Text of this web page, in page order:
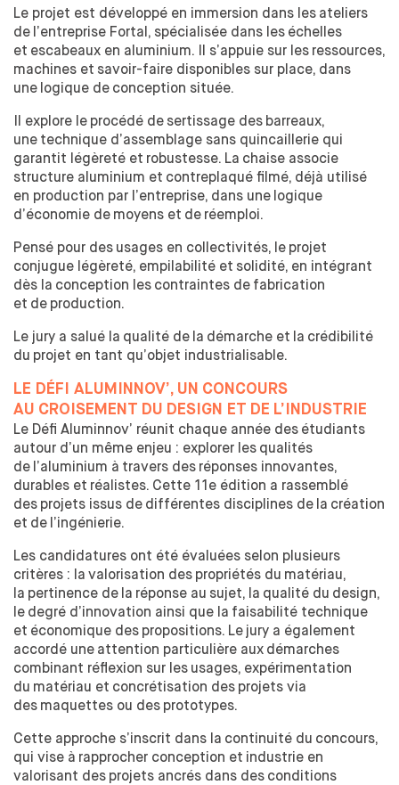
CHAIRE S'ENTENDRE
CHAIRE INNOVATION PUBLIQUE
PARTENAIRES
LES MODALITÉS DE PARTENARIATS
VOUS CHERCHEZ UN STAGIAIRE
MÉCÉNAT
TAXE D'APPRENTISSAGE
INTERNATIONAL
OUVERTURE SUR LE MONDE
ÉCHANGES ACADÉMIQUES INTERNATIONAUX ENTRANTS
STAGES & ÉCHANGES ACADÉMIQUES INTERNATIONAUX
SORTANTS
ÉTABLI LE PODCAST DE L'ENSCI-LES
ATELIERS
Le projet est développé en immersion dans les ateliers
de l’entreprise Fortal, spécialisée dans les échelles
et escabeaux en aluminium. Il s’appuie sur les ressources,
machines et savoir-faire disponibles sur place, dans
une logique de conception située.
Il explore le procédé de sertissage des barreaux,
une technique d’assemblage sans quincaillerie qui
garantit légèreté et robustesse. La chaise associe
structure aluminium et contreplaqué filmé, déjà utilisé
en production par l’entreprise, dans une logique
d’économie de moyens et de réemploi.
Pensé pour des usages en collectivités, le projet
conjugue légèreté, empilabilité et solidité, en intégrant
dès la conception les contraintes de fabrication
et de production.
Le jury a salué la qualité de la démarche et la crédibilité
du projet en tant qu’objet industrialisable.
LE DÉFI ALUMINNOV’, UN CONCOURS
AU CROISEMENT DU DESIGN ET DE L’INDUSTRIE
Le Défi Aluminnov’ réunit chaque année des étudiants
autour d’un même enjeu : explorer les qualités
de l’aluminium à travers des réponses innovantes,
durables et réalistes. Cette 11e édition a rassemblé
des projets issus de différentes disciplines de la création
et de l’ingénierie.
Les candidatures ont été évaluées selon plusieurs
critères : la valorisation des propriétés du matériau,
la pertinence de la réponse au sujet, la qualité du design,
le degré d’innovation ainsi que la faisabilité technique
et économique des propositions. Le jury a également
accordé une attention particulière aux démarches
combinant réflexion sur les usages, expérimentation
du matériau et concrétisation des projets via
des maquettes ou des prototypes.
Cette approche s’inscrit dans la continuité du concours,
qui vise à rapprocher conception et industrie en
valorisant des projets ancrés dans des conditions